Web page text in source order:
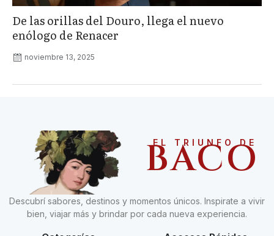
De las orillas del Douro, llega el nuevo
enólogo de Renacer
noviembre 13, 2025
EL TRIUNFO DE
BACO
Descubrí sabores, destinos y momentos únicos. Inspirate a vivir
bien, viajar más y brindar por cada nueva experiencia.